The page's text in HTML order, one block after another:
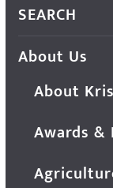
SEARCH
About Us
About
Awards &